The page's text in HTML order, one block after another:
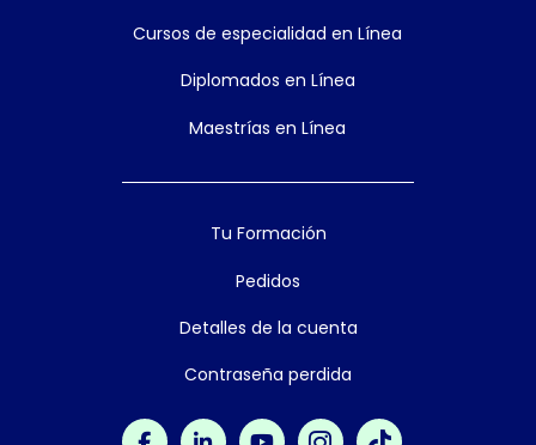
Cursos de especialidad en Línea
Diplomados en Línea
Maestrías en Línea
Tu Formación
Pedidos
Detalles de la cuenta
Contraseña perdida